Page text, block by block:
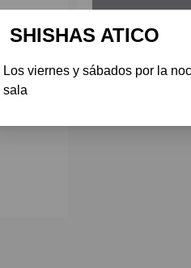
SHISHAS ATICO
Los viernes y sábados por la
sala